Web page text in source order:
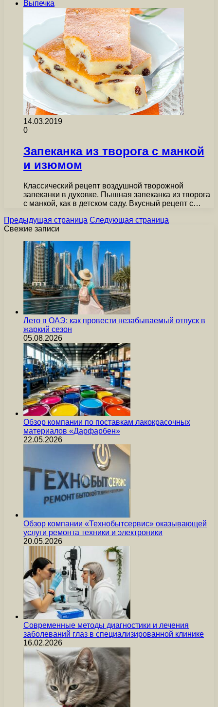
Выпечка
14.03.2019
0
Запеканка из творога с манкой
и изюмом
Классический рецепт воздушной творожной
запеканки в духовке. Пышная запеканка из творога
с манкой, как в детском саду. Вкусный рецепт с…
Предыдущая страница Следующая страница
Свежие записи
Лето в ОАЭ: как провести незабываемый отпуск в
жаркий сезон
05.08.2026
Обзор компании по поставкам лакокрасочных
материалов «Дарфарбен»
22.05.2026
Обзор компании «Технобытсервис» оказывающей
услуги ремонта техники и электроники
20.05.2026
Современные методы диагностики и лечения
заболеваний глаз в специализированной клинике
16.02.2026